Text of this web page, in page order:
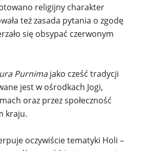
religijny charakter
też zasada pytania o zgodę
się obsypać czerwonym
Purnimajako cześć tradycji
jest w ośrodkach Jogi,
oraz przez społeczność
kraju.
oczywiście tematyki Holi –